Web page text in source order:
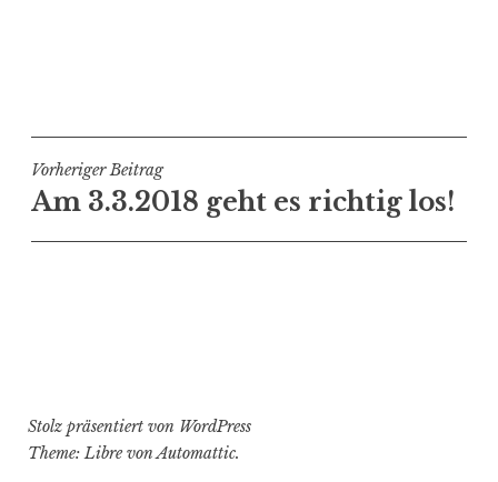
Beitragsnavigation
Vorheriger Beitrag
Am 3.3.2018 geht es richtig los!
Stolz präsentiert von WordPress
Theme: Libre vonAutomattic.